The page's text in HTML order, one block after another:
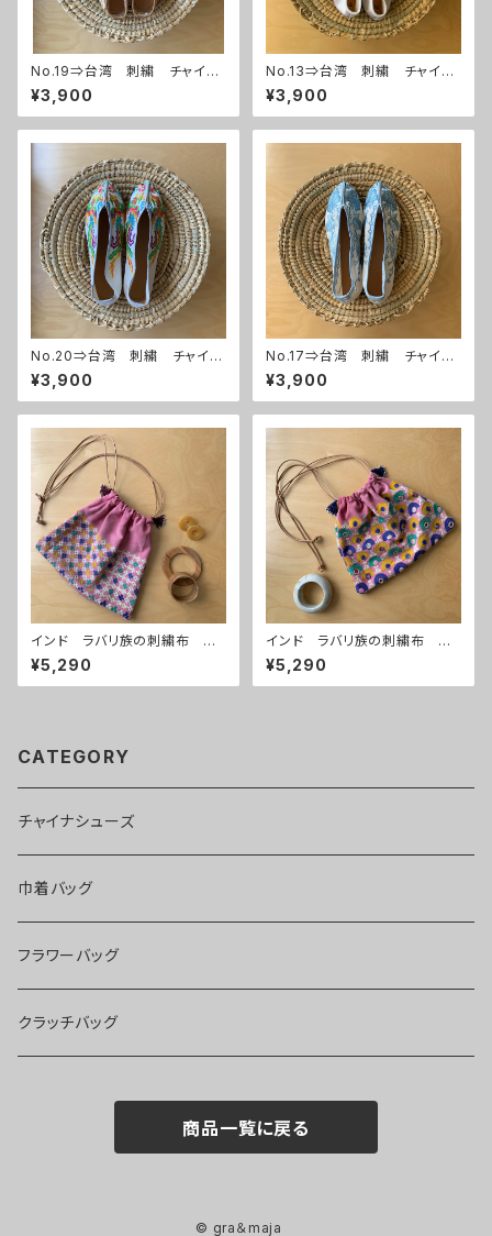
No.19⇒台湾 刺繍 チャイナ
シューズ
¥3,900
No.13⇒台湾 刺繍 チャイナ
シューズ
¥3,900
No.20⇒台湾 刺繍 チャイナ
シューズ
¥3,900
No.17⇒台湾 刺繍 チャイナ
シューズ
¥3,900
インド ラバリ族の刺繍布 巾
着バッグ ピンク
¥5,290
インド ラバリ族の刺繍布 巾
着バッグ ピンク
¥5,290
CATEGORY
チャイナシューズ
巾着バッグ
フラワーバッグ
クラッチバッグ
商品一覧に戻る
© gra＆maja